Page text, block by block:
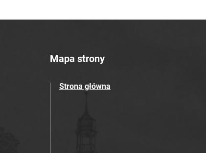
Mapa strony
Strona główna